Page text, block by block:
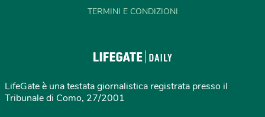
TERMINI E CONDIZIONI
LifeGate è una testata giornalistica registrata presso il
Tribunale di Como, 27/2001